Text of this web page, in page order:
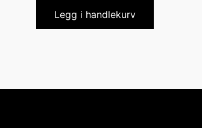
Legg i handlekurv